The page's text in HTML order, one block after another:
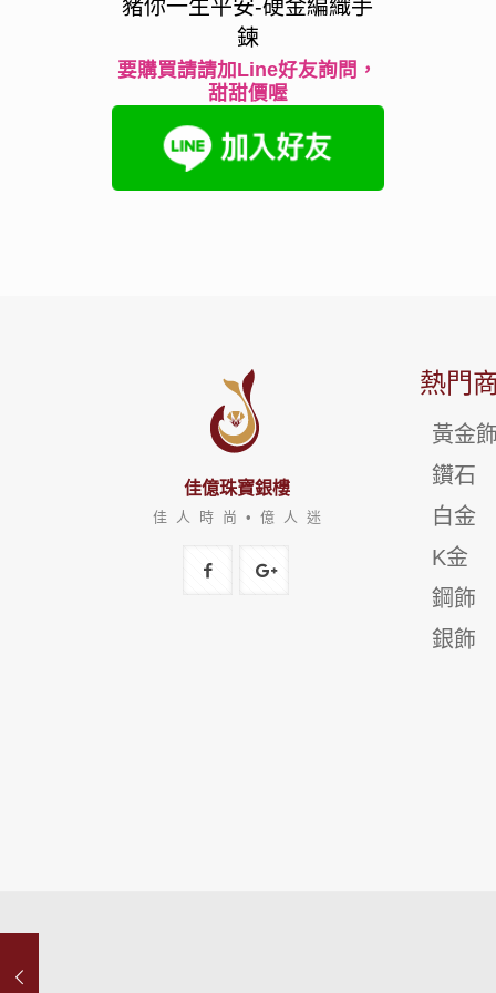
豬你一生平安-硬金編織手
鍊
要購買請請加Line好友詢問，
甜甜價喔
佳億珠寶銀樓
佳 人 時 尚 • 億 人 迷
熱門
黃金
鑽石
白金
K金
鋼飾
銀飾